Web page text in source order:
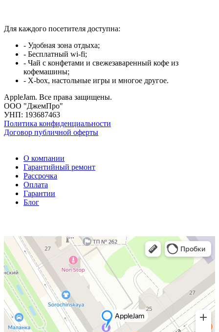
Для каждого посетителя доступна:
- Удобная зона отдыха;
- Бесплатный wi-fi;
- Чай с конфетами и свежезаваренный кофе из
кофемашины;
- X-box, настольные игры и многое другое.
AppleJam. Все права защищены.
ООО "ДжемПро"
УНП: 193687463
Политика конфиденциальности
Договор публичной оферты
О компании
Гарантийный ремонт
Рассрочка
Оплата
Гарантии
Блог